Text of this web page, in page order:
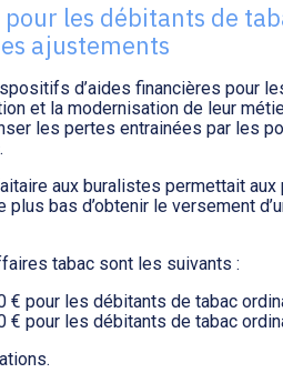
les débitants de
ajustements
d’aides financières pour
et la modernisation de leur
les pertes entrainées par les
aux buralistes permettait
bas d’obtenir le versement
tabac sont les suivants :
pour les débitants de tabac
€ pour les débitants de tabac